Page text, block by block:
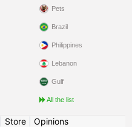
Pets
Brazil
Philippines
Lebanon
Gulf
All the list
Store| Opinions